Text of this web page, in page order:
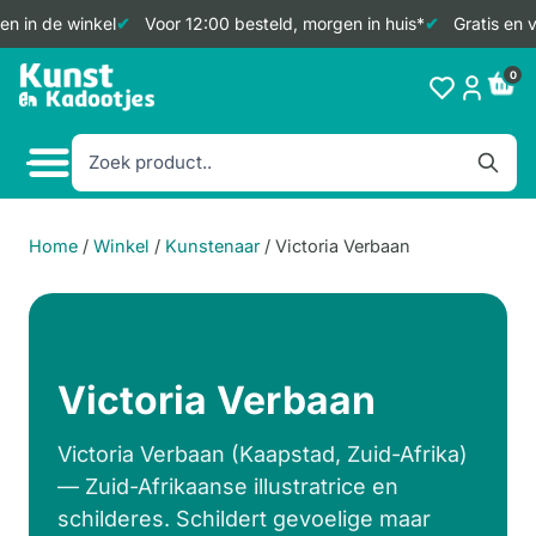
in de winkel Voor 12:00 besteld, morgen in huis* Gratis en
Doorgaan
naar
0
Home / Winkel / Kunstenaar / Victoria Verbaan
Victoria Verbaan
Victoria Verbaan (Kaapstad, Zuid-Afrika)
— Zuid-Afrikaanse illustratrice en
schilderes. Schildert gevoelige maar